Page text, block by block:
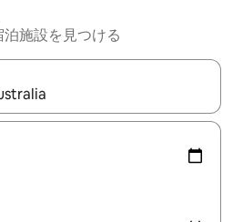
施設を見つける
、上下の矢印キーを使って移動するか